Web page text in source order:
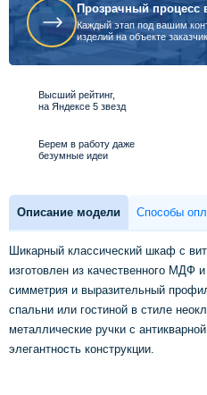
Прозрачный процесс
Каждый этап под вашим
изделий на объекте
Высший рейтинг,
на Яндексе 5 звезд
Берем в работу даже
безумные идеи
Описание модели
Шикарный классический шкаф с
изготовлен из качественного МДФ
симметрия и выразительный
спальни или гостиной в стиле
металлические ручки с
элегантность конструкции.